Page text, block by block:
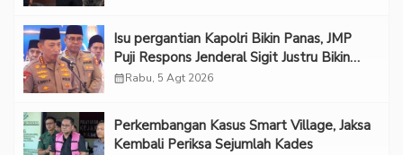
Isu pergantian Kapolri Bikin Panas, JMP
Puji Respons Jenderal Sigit Justru Bikin
“Adem”
calendar_monthRabu, 5 Agt 2026
Perkembangan Kasus Smart Village, Jaksa
Kembali Periksa Sejumlah Kades